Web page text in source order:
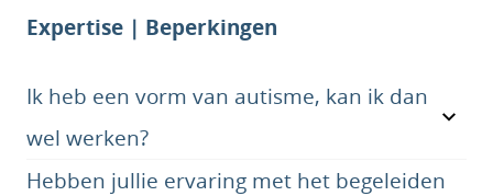
Expertise | Beperkingen
Ik heb een vorm van autisme, kan ik dan
wel werken?
Hebben jullie ervaring met het begeleiden